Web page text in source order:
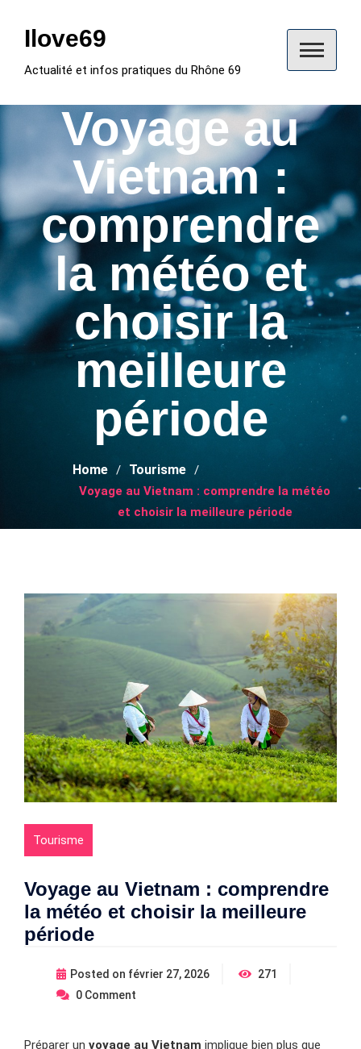
contentIlove69
Actualité et infos pratiques du Rhône 69
Voyage au
Vietnam :
comprendre
la météo et
choisir la
meilleure
période
Home Tourisme
Voyage au Vietnam : comprendre la météo
et choisir la meilleure période
Tourisme
Voyage au Vietnam : comprendre
la météo et choisir la meilleure
période
Posted on février 27, 2026
271
0 Comment
Préparer un voyage au Vietnam implique bien plus que